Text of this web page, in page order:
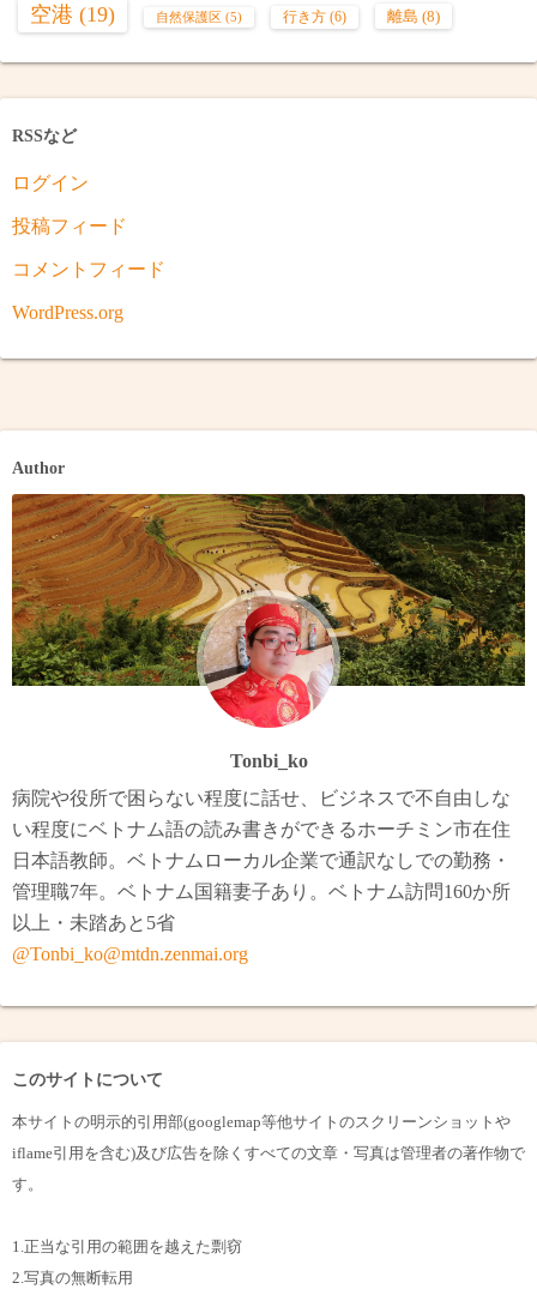
空港 (19) 自然保護区 (5) 行き方 (6) 離島 (8)
RSSなど
ログイン
投稿フィード
コメントフィード
WordPress.org
Author
Tonbi_ko
病院や役所で困らない程度に話せ、ビジネスで不自由しな
い程度にベトナム語の読み書きができるホーチミン市在住
日本語教師。ベトナムローカル企業で通訳なしでの勤務・
管理職7年。ベトナム国籍妻子あり。ベトナム訪問160か所
以上・未踏あと5省
@Tonbi_ko@mtdn.zenmai.org
このサイトについて
本サイトの明示的引用部(googlemap等他サイトのスクリーンショットや
iflame引用を含む)及び広告を除くすべての文章・写真は管理者の著作物で
す。
1.正当な引用の範囲を越えた剽窃
2.写真の無断転用